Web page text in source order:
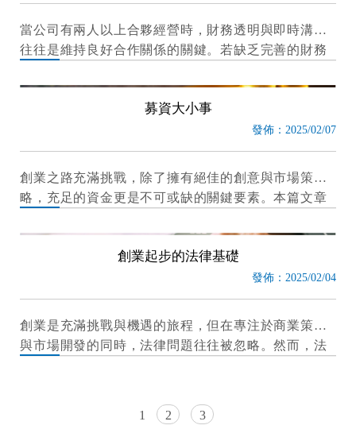
當公司有兩人以上合夥經營時，財務透明與即時溝通
往往是維持良好合作關係的關鍵。若缺乏完善的財務
遲等問題，進而影響團隊信任與公司發展。
募資大小事
發佈：2025/02/07
創業之路充滿挑戰，除了擁有絕佳的創意與市場策
略，充足的資金更是不可或缺的關鍵要素。本篇文章
企業最適合的募資方式，幫助創業者建立穩健的財務
規劃，為事業奠定堅創業起步的法律基礎
發佈：2025/02/04
創業是充滿挑戰與機遇的旅程，但在專注於商業策略
與市場開發的同時，法律問題往往被忽略。然而，法
1 2 3